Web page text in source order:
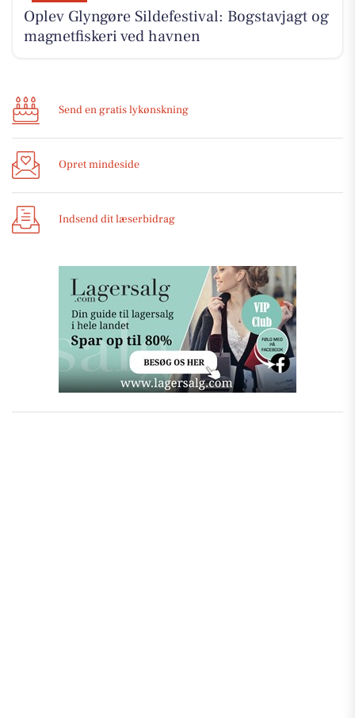
Oplev Glyngøre Sildefestival: Bogstavjagt og
magnetfiskeri ved havnen
Send en gratis lykønskning
Opret mindeside
Indsend dit læserbidrag